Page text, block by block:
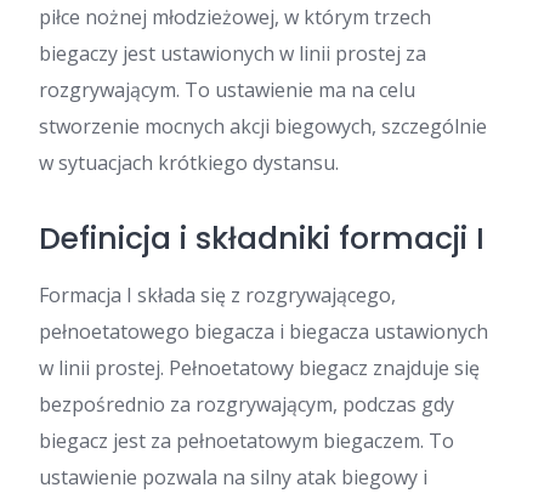
piłce nożnej młodzieżowej, w którym trzech
biegaczy jest ustawionych w linii prostej za
rozgrywającym. To ustawienie ma na celu
stworzenie mocnych akcji biegowych, szczególnie
w sytuacjach krótkiego dystansu.
Definicja i składniki formacji I
Formacja I składa się z rozgrywającego,
pełnoetatowego biegacza i biegacza ustawionych
w linii prostej. Pełnoetatowy biegacz znajduje się
bezpośrednio za rozgrywającym, podczas gdy
biegacz jest za pełnoetatowym biegaczem. To
ustawienie pozwala na silny atak biegowy i